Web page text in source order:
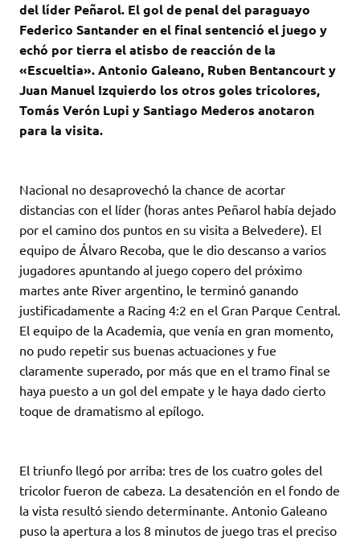
r
A
p
p
o
o
k
ar
ti
r
del líder Peñarol. El gol de penal del paraguayo
Federico Santander en el final sentenció el juego y
echó por tierra el atisbo de reacción de la
«Escueltia». Antonio Galeano, Ruben Bentancourt y
Juan Manuel Izquierdo los otros goles tricolores,
Tomás Verón Lupi y Santiago Mederos anotaron
para la visita.
Nacional no desaprovechó la chance de acortar
distancias con el líder (horas antes Peñarol había dejado
por el camino dos puntos en su visita a Belvedere). El
equipo de Álvaro Recoba, que le dio descanso a varios
jugadores apuntando al juego copero del próximo
martes ante River argentino, le terminó ganando
justificadamente a Racing 4:2 en el Gran Parque Central.
El equipo de la Academia, que venía en gran momento,
no pudo repetir sus buenas actuaciones y fue
claramente superado, por más que en el tramo final se
haya puesto a un gol del empate y le haya dado cierto
toque de dramatismo al epílogo.
El triunfo llegó por arriba: tres de los cuatro goles del
tricolor fueron de cabeza. La desatención en el fondo de
la vista resultó siendo determinante. Antonio Galeano
puso la apertura a los 8 minutos de juego tras el preciso